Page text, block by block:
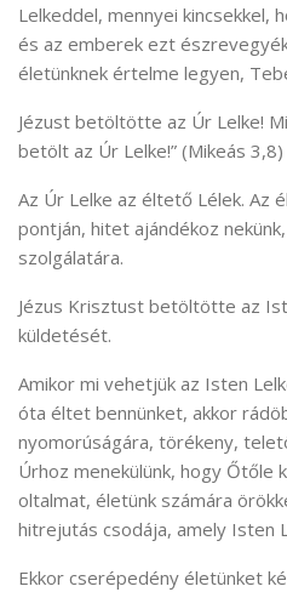
Lelkeddel, mennyei kincsekkel,
és az emberek ezt
életünknek értelme legyen,
Jézust betöltötte az Úr Lelke!
betölt az Úr Lelke!” (Mikeás 3,8)
Az Úr Lelke az éltető Lélek. Az
pontján, hitet ajándékoz
szolgálatára.
Jézus Krisztust betöltötte az
küldetését.
Amikor mi vehetjük az Isten
óta éltet bennünket, akkor
nyomorúságára, törékeny,
Úrhoz menekülünk, hogy
oltalmat, életünk számára
hitrejutás csodája, amely Isten
Ekkor cserépedény életünket